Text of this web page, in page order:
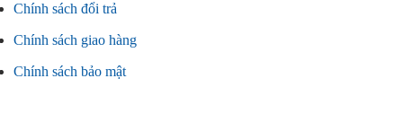
Chính sách đổi trả
Chính sách giao hàng
Chính sách bảo mật